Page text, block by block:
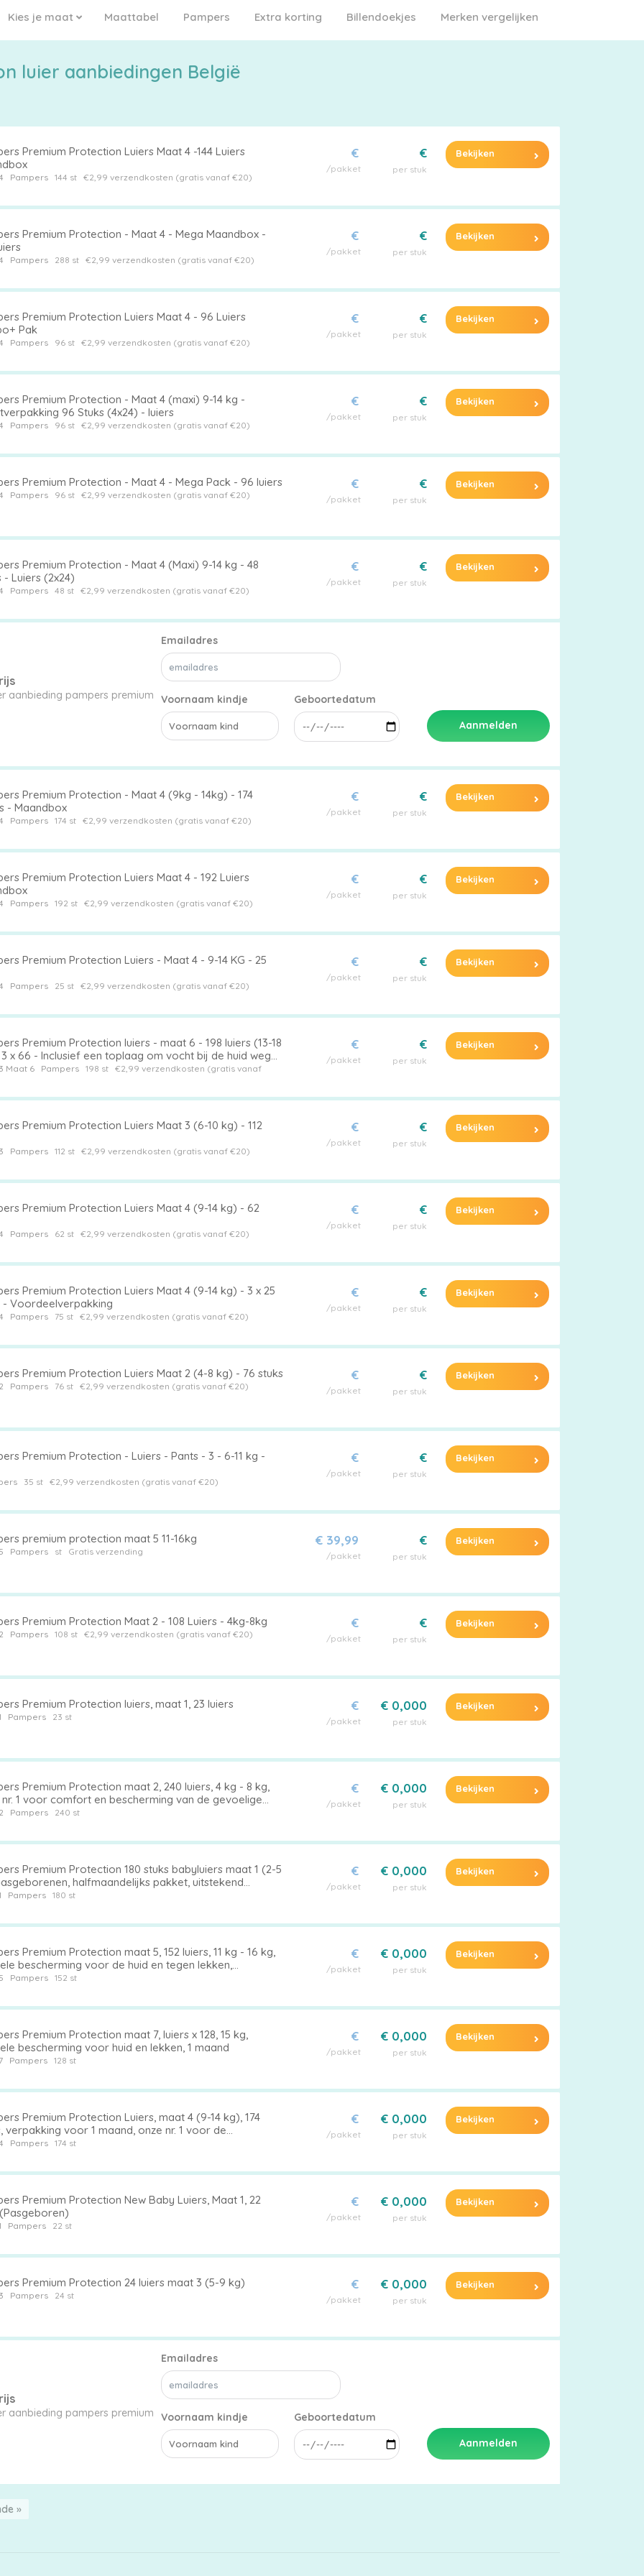
Maattabel
Kies je maat Pampers Extra korting Billendoekjes Merken vergelijken
luier aanbiedingen België
Premium Protection Luiers Maat 4 -144 Luiers
Pampers144 st €2,99 verzendkosten (gratis vanaf €20)
€
/pakket
€
per stuk
Bekijken
Premium Protection - Maat 4 - Mega Maandbox -
Pampers288 st €2,99 verzendkosten (gratis vanaf €20)
€
/pakket
€
per stuk
Bekijken
Premium Protection Luiers Maat 4 - 96 Luiers
Pak
Pampers96 st €2,99 verzendkosten (gratis vanaf €20)
€
/pakket
€
per stuk
Bekijken
Premium Protection - Maat 4 (maxi) 9-14 kg -
96 Stuks (4x24) - luiers
Pampers96 st €2,99 verzendkosten (gratis vanaf €20)
€
/pakket
€
per stuk
Bekijken
Premium Protection - Maat 4 - Mega Pack - 96 luiers
Pampers96 st €2,99 verzendkosten (gratis vanaf €20)
€
/pakket
€
per stuk
Bekijken
Premium Protection - Maat 4 (Maxi) 9-14 kg - 48
- Luiers (2x24)
Pampers48 st €2,99 verzendkosten (gratis vanaf €20)
€
/pakket
€
per stuk
Bekijken
aanbieding pampers premium
Emailadres
Voornaam kindje
Geboortedatum
Aanmelden
Premium Protection - Maat 4 (9kg - 14kg) - 174
- Maandbox
Pampers174 st €2,99 verzendkosten (gratis vanaf €20)
€
/pakket
€
per stuk
Bekijken
Premium Protection Luiers Maat 4 - 192 Luiers
Pampers192 st €2,99 verzendkosten (gratis vanaf €20)
€
/pakket
€
per stuk
Bekijken
Premium Protection Luiers - Maat 4 - 9-14 KG - 25
Pampers25 st €2,99 verzendkosten (gratis vanaf €20)
€
/pakket
€
per stuk
Bekijken
Premium Protection luiers - maat 6 - 198 luiers (13-18
x 66 - Inclusief een toplaag om vocht bij de huid weg
- Navelvriendelijke pasvorm (tot maat 3) - Zachte
zijkanten
Maat 6 Pampers198 st €2,99 verzendkosten (gratis vanaf
€
/pakket
€
per stuk
Bekijken
Premium Protection Luiers Maat 3 (6-10 kg) - 112
Pampers112 st €2,99 verzendkosten (gratis vanaf €20)
€
/pakket
€
per stuk
Bekijken
Premium Protection Luiers Maat 4 (9-14 kg) - 62
Pampers62 st €2,99 verzendkosten (gratis vanaf €20)
€
/pakket
€
per stuk
Bekijken
Premium Protection Luiers Maat 4 (9-14 kg) - 3 x 25
- Voordeelverpakking
Pampers75 st €2,99 verzendkosten (gratis vanaf €20)
€
/pakket
€
per stuk
Bekijken
Premium Protection Luiers Maat 2 (4-8 kg) - 76 stuks
Pampers76 st €2,99 verzendkosten (gratis vanaf €20)
€
/pakket
€
per stuk
Bekijken
Premium Protection - Luiers - Pants - 3 - 6-11 kg -
35 st €2,99 verzendkosten (gratis vanaf €20)
€
/pakket
€
per stuk
Bekijken
premium protection maat 5 11-16kg
Pampersst Gratis verzending
€ 39,99
/pakket
€
per stuk
Bekijken
Premium Protection Maat 2 - 108 Luiers - 4kg-8kg
Pampers108 st €2,99 verzendkosten (gratis vanaf €20)
€
/pakket
€
per stuk
Bekijken
Premium Protection luiers, maat 1, 23 luiers
Pampers23 st
€
/pakket
€ 0,000
per stuk
Bekijken
Premium Protection maat 2, 240 luiers, 4 kg - 8 kg,
nr. 1 voor comfort en bescherming van de gevoelige
Pampers240 st
€
/pakket
€ 0,000
per stuk
Bekijken
Premium Protection 180 stuks babyluiers maat 1 (2-5
halfmaandelijks pakket, uitstekend
en bescherming voor de gevoelige huid
Pampers180 st
€
/pakket
€ 0,000
per stuk
Bekijken
Premium Protection maat 5, 152 luiers, 11 kg - 16 kg,
bescherming voor de huid en tegen lekken,
van 1 maand
Pampers152 st
€
/pakket
€ 0,000
per stuk
Bekijken
Premium Protection maat 7, luiers x 128, 15 kg,
bescherming voor huid en lekken, 1 maand
Pampers128 st
€
/pakket
€ 0,000
per stuk
Bekijken
Premium Protection Luiers, maat 4 (9-14 kg), 174
verpakking voor 1 maand, onze nr. 1 voor de
van de gevoelige huid, nu met meer luiers
Pampers174 st
€
/pakket
€ 0,000
per stuk
Bekijken
Premium Protection New Baby Luiers, Maat 1, 22
Pampers22 st
€
/pakket
€ 0,000
per stuk
Bekijken
Premium Protection 24 luiers maat 3 (5-9 kg)
Pampers24 st
€
/pakket
€ 0,000
per stuk
Bekijken
aanbieding pampers premium
Emailadres
Voornaam kindje
Geboortedatum
Aanmelden
»